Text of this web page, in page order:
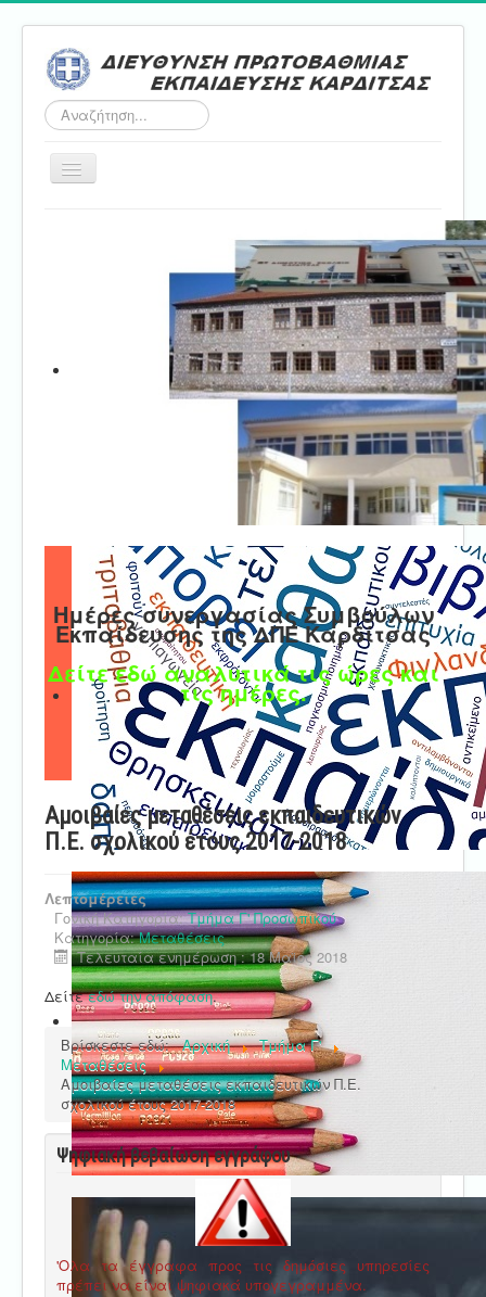
Αναζήτηση...
Εναλλαγή
Ημέρες συνεργασίας Συμβούλων
Εκπαίδευσης της ΔΠΕ Καρδίτσας
Δείτε εδώ αναλυτικά τις ώρες και
τις ημέρες.
Αμοιβαίες μεταθέσεις εκπαιδευτικών
Π.Ε. σχολικού έτους 2017-2018
Λεπτομέρειες
Γονική Κατηγορία:Τμήμα Γ' Προσωπικού
Κατηγορία:Μεταθέσεις
Τελευταία ενημέρωση : 18 Μαϊος 2018
Δείτεεδώ την απόφαση.
Βρίσκεστε εδώ: Αρχική
Τμήμα Γ'
Μεταθέσεις
Αμοιβαίες μεταθέσεις εκπαιδευτικών Π.Ε.
σχολικού έτους 2017-2018
Ψηφιακή βεβαίωση εγγράφου
'Ολα τα έγγραφα προς τις δημόσιες υπηρεσίες
πρέπει να είναι ψηφιακά υπογεγραμμένα.